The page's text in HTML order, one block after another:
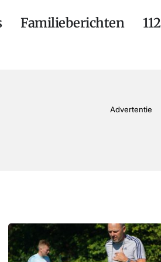
Familieberichten 112
Advertentie